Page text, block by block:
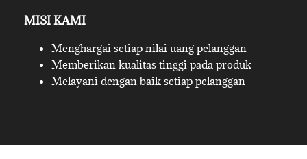
MISI KAMI
Menghargai setiap nilai uang pelanggan
Memberikan kualitas tinggi pada produk
Melayani dengan baik setiap pelanggan